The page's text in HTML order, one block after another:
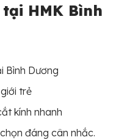
HMK Bình
Bình Dương
trẻ
kính nhanh
đáng cân nhắc.